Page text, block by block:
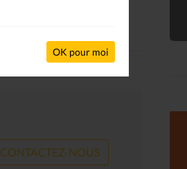
OK pour moi
CONTACTEZ-NOUS